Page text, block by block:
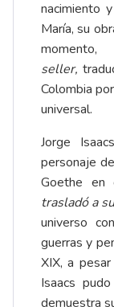
nacimiento
María, su
seller,
Colombia
universal.
Jorge
personaje
Goethe en
trasladó a
universo
guerras y
XIX, a
Isaacs
demuestra